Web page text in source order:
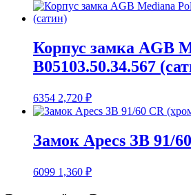
Корпус замка AGB
B05103.50.34.567
6354 2,720 ₽
Замок Apecs ЗВ 91/
6099 1,360 ₽